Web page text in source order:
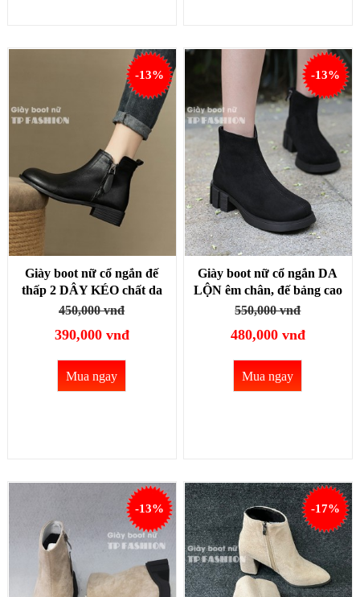
Giày boot nữ cổ ngắn đế
thấp 2 DÂY KÉO chất da
Pu mềm thoải mái đi bộ
450,000 vnđ
390,000 vnđ
Mua ngay
-13%
Giày boot nữ cổ ngắn DA
LỘN êm chân, đế bảng cao
4.5cm ĐƠN GIẢN thoải
550,000 vnđ
480,000 vnđ
Mua ngay
-13%
-13% -17%